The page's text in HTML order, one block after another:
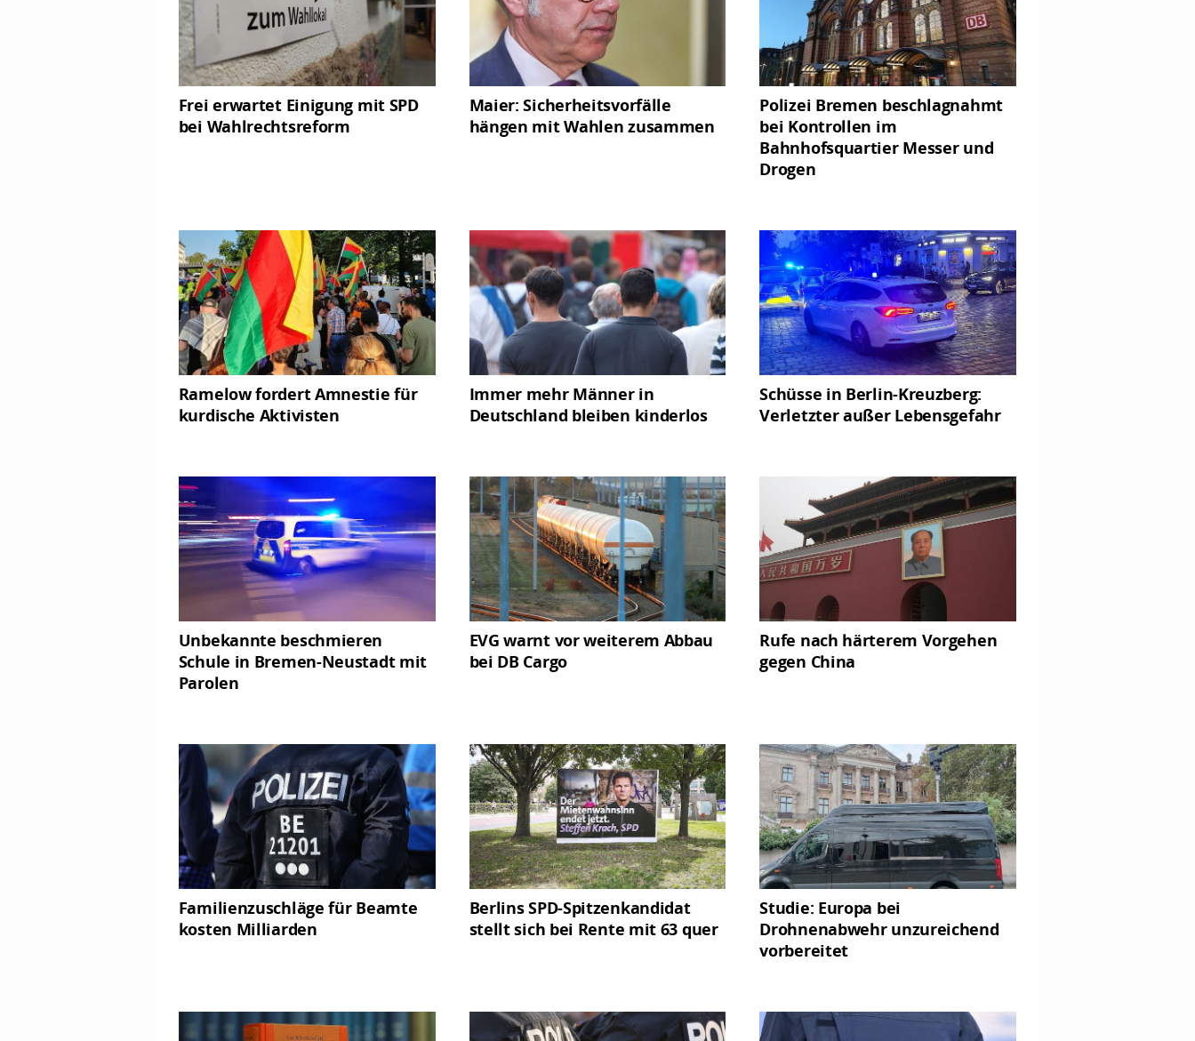
Frei erwartet Einigung mit SPD
bei Wahlrechtsreform
Maier: Sicherheitsvorfälle
hängen mit Wahlen zusammen
Polizei Bremen beschlagnahmt
bei Kontrollen im
Bahnhofsquartier Messer und
Drogen
Ramelow fordert Amnestie für
kurdische Aktivisten
Immer mehr Männer in
Deutschland bleiben kinderlos
Schüsse in Berlin-Kreuzberg:
Verletzter außer Lebensgefahr
Unbekannte beschmieren
Schule in Bremen-Neustadt mit
Parolen
EVG warnt vor weiterem Abbau
bei DB Cargo
Rufe nach härterem Vorgehen
gegen China
Familienzuschläge für Beamte
kosten Milliarden
Berlins SPD-Spitzenkandidat
stellt sich bei Rente mit 63 quer
Studie: Europa bei
Drohnenabwehr unzureichend
vorbereitet